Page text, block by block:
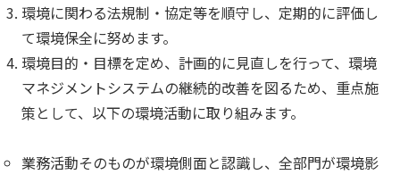
環境に関わる法規制・協定等を順守し、定期的に評価し
て環境保全に努めます。
環境目的・目標を定め、計画的に見直しを行って、環境
マネジメントシステムの継続的改善を図るため、重点施
策として、以下の環境活動に取り組みます。
業務活動そのものが環境側面と認識し、全部門が環境影